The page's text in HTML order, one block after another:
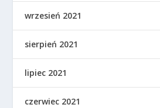
wrzesień 2021
sierpień 2021
lipiec 2021
czerwiec 2021